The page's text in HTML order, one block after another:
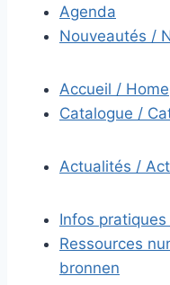
Agenda
Nouveautés /
Accueil / Home
Catalogue /
Actualités /
Infos
Ressources
bronnen